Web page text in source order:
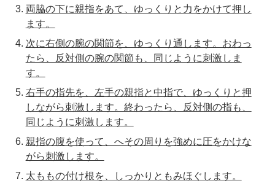
両脇の下に親指をあて、ゆっくりと力をかけて押し
ます。
次に右側の腕の関節を、ゆっくり通します。おわっ
たら、反対側の腕の関節も、同じように刺激しま
す。
右手の指先を、左手の親指と中指で、ゆっくりと押
しながら刺激します。終わったら、反対側の指も、
同じように刺激します。
親指の腹を使って、へその周りを強めに圧をかけな
がら刺激します。
太ももの付け根を、しっかりともみほぐします。